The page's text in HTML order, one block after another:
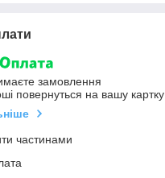
замовлення
повернуться на вашу картку
частинами